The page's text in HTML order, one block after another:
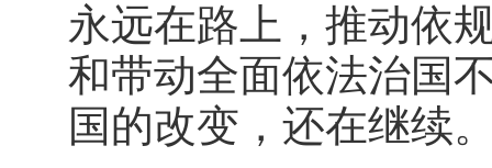
永远在路上，推动依
和带动全面依法治国
国的改变，还在继续